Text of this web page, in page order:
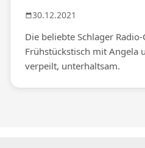
30.12.2021
Die beliebte Schlager
Frühstückstisch mit Angela
verpeilt, unterhaltsam.